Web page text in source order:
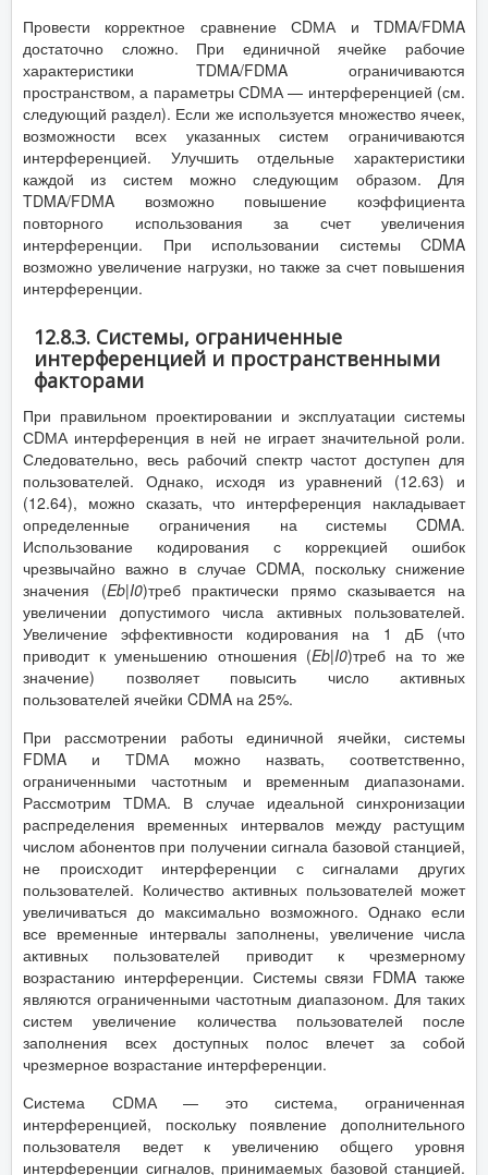
Провести корректное сравнение СDМА и TDMA/FDMA
достаточно сложно. При единичной ячейке рабочие
характеристики TDMA/FDMA ограничиваются
пространством, а параметры СDМА — интерференцией (см.
следующий раздел). Если же используется множество ячеек,
возможности всех указанных систем ограничиваются
интерференцией. Улучшить отдельные характеристики
каждой из систем можно следующим образом. Для
TDMA/FDMA возможно повышение коэффициента
повторного использования за счет увеличения
интерференции. При использовании системы CDMA
возможно увеличение нагрузки, но также за счет повышения
интерференции.
12.8.3. Системы, ограниченные
интерференцией и пространственными
факторами
При правильном проектировании и эксплуатации системы
СDМА интерференция в ней не играет значительной роли.
Следовательно, весь рабочий спектр частот доступен для
пользователей. Однако, исходя из уравнений (12.63) и
(12.64), можно сказать, что интерференция накладывает
определенные ограничения на системы CDMA.
Использование кодирования с коррекцией ошибок
чрезвычайно важно в случае CDMA, поскольку снижение
значения (Eb|I0)треб практически прямо сказывается на
увеличении допустимого числа активных пользователей.
Увеличение эффективности кодирования на 1 дБ (что
приводит к уменьшению отношения (Eb|I0)треб на то же
значение) позволяет повысить число активных
пользователей ячейки CDMA на 25%.
При рассмотрении работы единичной ячейки, системы
FDMA и ТDМА можно назвать, соответственно,
ограниченными частотным и временным диапазонами.
Рассмотрим ТDМА. В случае идеальной синхронизации
распределения временных интервалов между растущим
числом абонентов при получении сигнала базовой станцией,
не происходит интерференции с сигналами других
пользователей. Количество активных пользователей может
увеличиваться до максимально возможного. Однако если
все временные интервалы заполнены, увеличение числа
активных пользователей приводит к чрезмерному
возрастанию интерференции. Системы связи FDMA также
являются ограниченными частотным диапазоном. Для таких
систем увеличение количества пользователей после
заполнения всех доступных полос влечет за собой
чрезмерное возрастание интерференции.
Система СDМА — это система, ограниченная
интерференцией, поскольку появление дополнительного
пользователя ведет к увеличению общего уровня
интерференции сигналов, принимаемых базовой станцией.